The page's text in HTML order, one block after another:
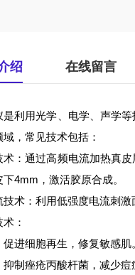
绍 在线留言
是利用光学、电学、声学
，常见技术包括：
术：通过高频电流加热真
4mm，激活胶原合成。
技术：利用低强度电流刺激
：
进细胞再生，修复敏感肌
制痤疮丙酸杆菌，减少痘